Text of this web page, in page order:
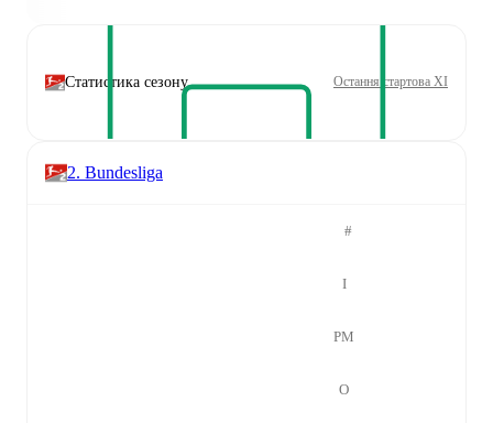
Статистика сезону Остання стартова XI
2. Bundesliga
#
І
РМ
О